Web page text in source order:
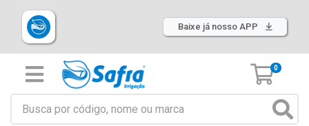
Baixe já nosso APP
0